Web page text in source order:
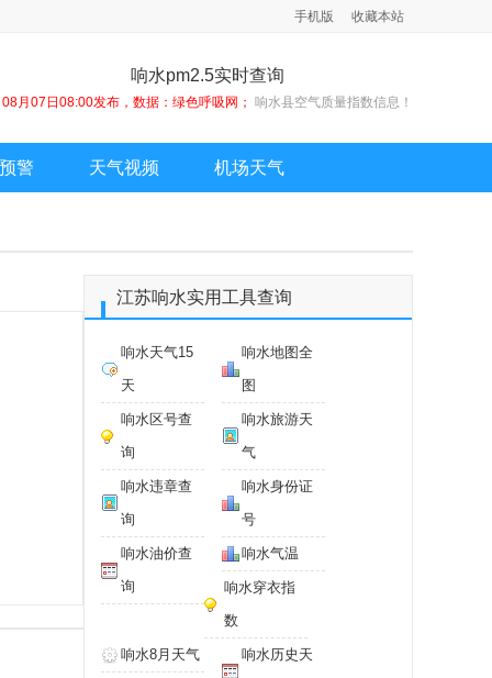
手机版 收藏本站
响水pm2.5实时查询
08月07日08:00发布，数据：绿色呼吸网； 响水县空气质量指数信息！
警 天气视频 机场天气
江苏响水实用工具查询
响水天气15
天
响水地图全
图
响水区号查
询
响水旅游天
气
响水违章查
询
响水身份证
号
响水油价查
询
响水气温
响水穿衣指
数
响水历史天
响水8月天气